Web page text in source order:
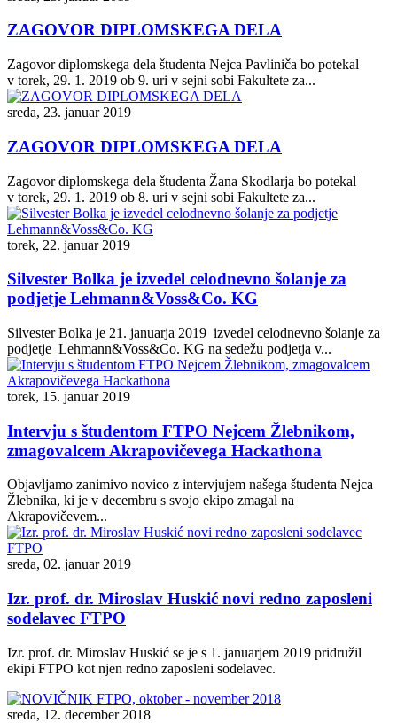
ZAGOVOR DIPLOMSKEGA DELA
Zagovor diplomskega dela študenta Nejca Pavliniča bo potekal
v torek, 29. 1. 2019 ob 9. uri v sejni sobi Fakultete za...
sreda, 23. januar 2019
ZAGOVOR DIPLOMSKEGA DELA
Zagovor diplomskega dela študenta Žana Skodlarja bo potekal
v torek, 29. 1. 2019 ob 8. uri v sejni sobi Fakultete za...
torek, 22. januar 2019
Silvester Bolka je izvedel celodnevno šolanje za
podjetje Lehmann&Voss&Co. KG
Silvester Bolka je 21. januarja 2019 izvedel celodnevno šolanje za
podjetje Lehmann&Voss&Co. KG na sedežu podjetja v...
torek, 15. januar 2019
Intervju s študentom FTPO Nejcem Žlebnikom,
zmagovalcem Akrapovičevega Hackathona
Objavljamo zanimivo novico z intervjujem našega študenta Nejca
Žlebnika, ki je v decembru s svojo ekipo zmagal na
Akrapovičevem...
sreda, 02. januar 2019
Izr. prof. dr. Miroslav Huskić novi redno zaposleni
sodelavec FTPO
Izr. prof. dr. Miroslav Huskić se je s 1. januarjem 2019 pridružil
ekipi FTPO kot njen redno zaposleni sodelavec.
sreda, 12. december 2018